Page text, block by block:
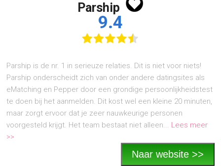
Parship
9.4
Parship is de nr. 1 in serieuze relaties. Dit is niet voor niets!
Parship onderscheidt zich van onder andere datingsites als
eMatching en Pepper door een grondige persoonlijkheidstest
te doen bij het aanmelden. Dit kost wel een kleine 20 minuten,
maar zorgt ervoor dat je zeer nauwkeurige personen
voorgesteld krijgt. Het team bestaat niet alleen... Lees meer
>>
Naar website >>